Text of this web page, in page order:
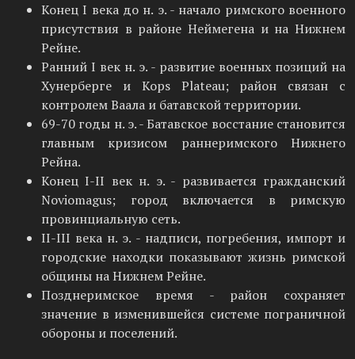
Конец I века до н. э. - начало римского военного
присутствия в районе Неймегена и на Нижнем
Рейне.
Ранний I век н. э. - развитие военных позиций на
Хунерберге и Kops Plateau; район связан с
контролем Ваала и батавской территории.
69-70 годы н. э. - Батавское восстание становится
главным кризисом раннеримского Нижнего
Рейна.
Конец I-II век н. э. - развивается гражданский
Noviomagus; город включается в римскую
провинциальную сеть.
II-III века н. э. - надписи, погребения, импорт и
городские находки показывают жизнь римской
общины на Нижнем Рейне.
Позднеримское время - район сохраняет
значение в изменившейся системе пограничной
обороны и поселений.